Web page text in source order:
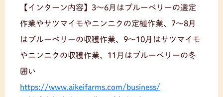
【インターン内容】3〜6月はブルーベリーの選定
作業やサツマイモやニンニクの定植作業、7〜8月
はブルーベリーの収穫作業、9〜10月はサツマイモ
やニンニクの収穫作業、11月はブルーベリーの冬
囲い
https://www.aikeifarms.com/business/